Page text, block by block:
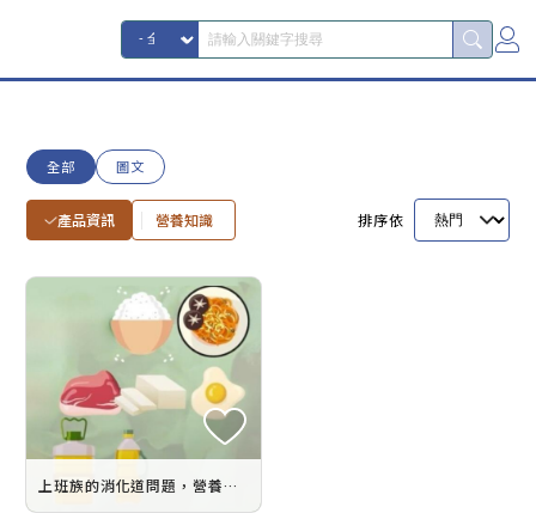
全部 圖文
產品資訊 營養知識 排序依
上班族的消化道問題，營養師教你怎麼吃